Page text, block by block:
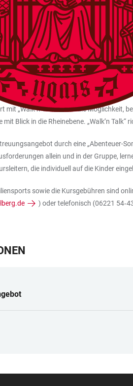
zwischen sieben und neun Jahren
des Instituts für Sport und
lernen Kinder im Alter von acht bis zehn
jeweils donnerstags in der
sind auch die jeweils zweitägigen
Klettertechnik. Dabei lernen sie auch,
samstags und sonntags in der
mit „Walk’n Talk“ Eltern die
Blick in die Rheinebene. „Walk’n
durch eine „Abenteuer-
allein und in der Gruppe,
die individuell auf die Kinder
sowie die Kursgebühren sind
) oder telefonisch (06221